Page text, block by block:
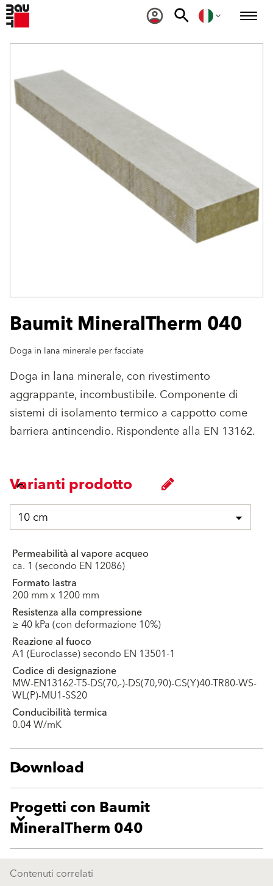
Baumit MineralTherm 040
Doga in lana minerale per facciate
Doga in lana minerale, con rivestimento
aggrappante, incombustibile. Componente di
sistemi di isolamento termico a cappotto come
barriera antincendio. Rispondente alla EN 13162.
Varianti prodotto
10 cm
Permeabilità al vapore acqueo
ca. 1 (secondo EN 12086)
Formato lastra
200 mm x 1200 mm
Resistenza alla compressione
≥ 40 kPa (con deformazione 10%)
Reazione al fuoco
A1 (Euroclasse) secondo EN 13501-1
Codice di designazione
MW-EN13162-T5-DS(70,-)-DS(70,90)-CS(Y)40-TR80-WS-
WL(P)-MU1-SS20
Conducibilità termica
0.04 W/mK
Download
Progetti con Baumit
MineralTherm 040
Contenuti correlati